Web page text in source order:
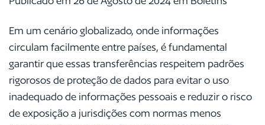
Em um cenário globalizado, onde informações
circulam facilmente entre países, é fundamental
garantir que essas transferências respeitem padrões
rigorosos de proteção de dados para evitar o uso
inadequado de informações pessoais e reduzir o risco
de exposição a jurisdições com normas menos